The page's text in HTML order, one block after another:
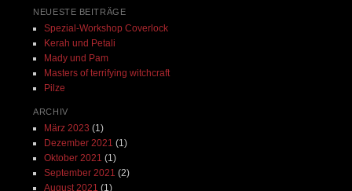
NEUESTE BEITRÄGE
Spezial-Workshop Coverlock
Kerah und Petali
Mady und Pam
Masters of terrifying witchcraft
Pilze
ARCHIV
März 2023 (1)
Dezember 2021 (1)
Oktober 2021 (1)
September 2021 (2)
August 2021 (1)